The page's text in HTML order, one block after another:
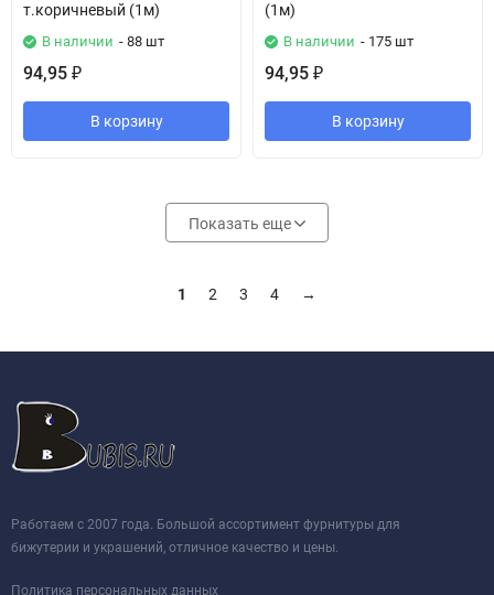
т.коричневый (1м)
В наличии - 88 шт
94,95 ₽
В корзину
(1м)
В наличии - 175 шт
94,95 ₽
В корзину
Показать еще
1 2 3 4 →
Работаем с 2007 года. Большой ассортимент фурнитуры для
бижутерии и украшений, отличное качество и цены.
Политика персональных данных